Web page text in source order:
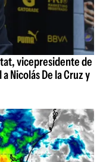
vicepresidente de
Nicolás De la Cruz y